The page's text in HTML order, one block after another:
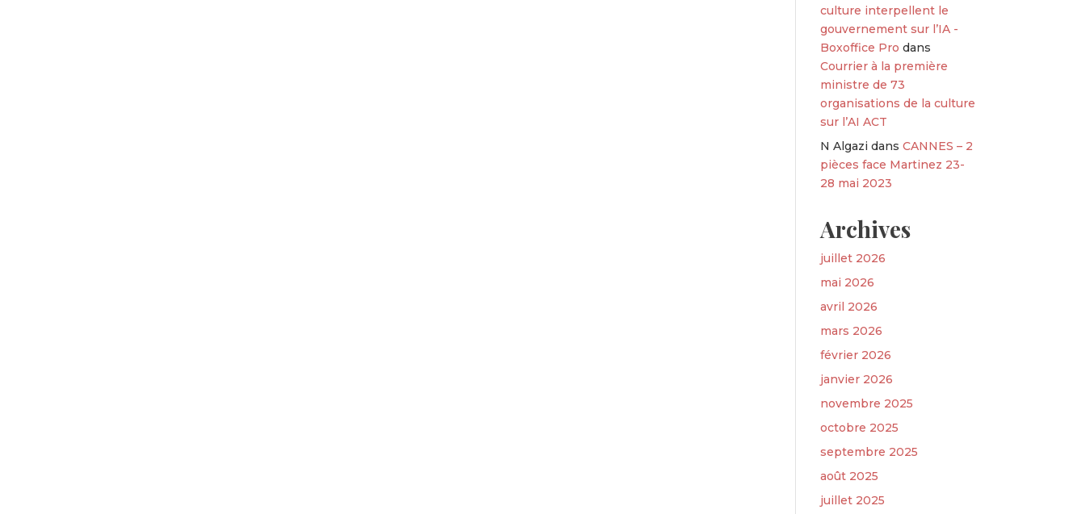
culture interpellent le
gouvernement sur l’IA -
Boxoffice Pro dans
Courrier à la première
ministre de 73
organisations de la culture
sur l’AI ACT
N Algazi dansCANNES – 2
pièces face Martinez 23-
28 mai 2023
Archives
juillet 2026
mai 2026
avril 2026
mars 2026
février 2026
janvier 2026
novembre 2025
octobre 2025
septembre 2025
août 2025
juillet 2025